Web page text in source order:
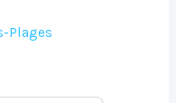
Plages